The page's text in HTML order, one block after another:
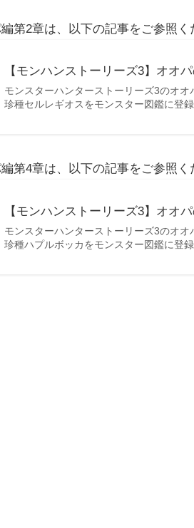
第2章は、以下の記事をご参照く
【モンハンストーリーズ3】オオ
モンスターハンターストーリーズ3のオオ
珍種セルレギオスをモンスター図鑑に登
第4章は、以下の記事をご参照く
【モンハンストーリーズ3】オオ
モンスターハンターストーリーズ3のオオ
珍種ハプルボッカをモンスター図鑑に登